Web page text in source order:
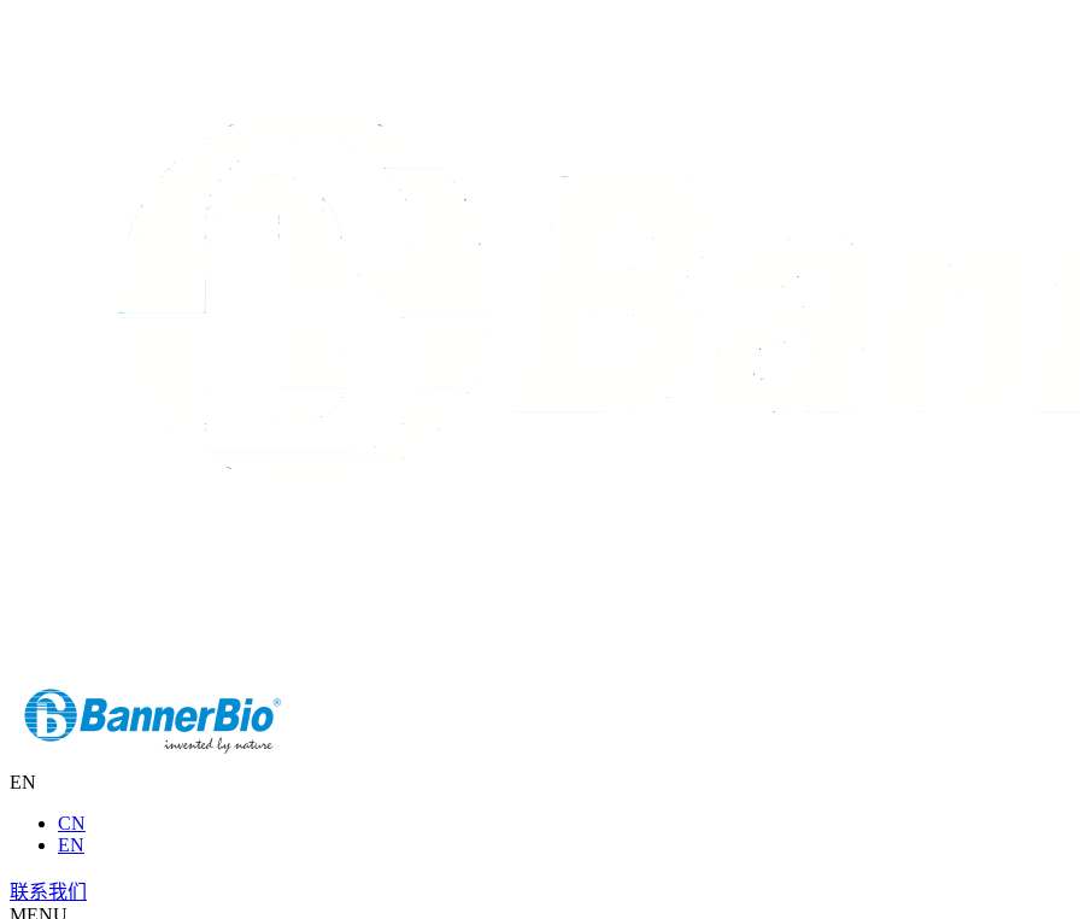
EN
CN
EN
联系我们
MENU